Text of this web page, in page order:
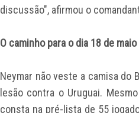
discussão", afirmou o
O caminho para o dia 18 de maio
Neymar não veste a camisa do
lesão contra o Uruguai.
consta na pré-lista de 55